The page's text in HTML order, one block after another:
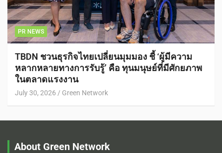
PR NEWS
TBDN ชวนธุรกิจไทยเปลี่ยนมุมมอง ชี้ ‘ผู้มีความ
หลากหลายทางการรับรู้’ คือ ทุนมนุษย์ที่มีศักยภาพ
ในตลาดแรงงาน
July 30, 2026 Green Network
About Green Network